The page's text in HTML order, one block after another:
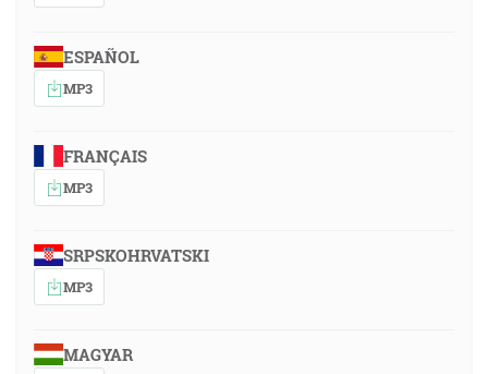
ESPAÑOL
MP3
FRANÇAIS
MP3
SRPSKOHRVATSKI
MP3
MAGYAR